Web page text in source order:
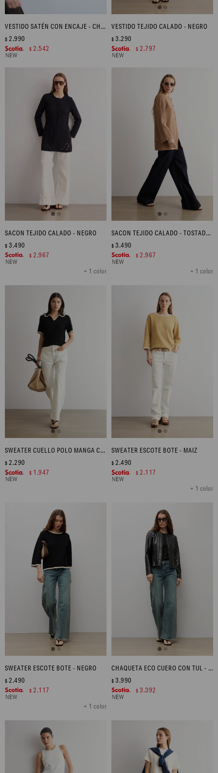
VESTIDO SATÉN CON ENCAJE - CHOCOLATE
$ 2.990
$ 2.542
VESTIDO TEJIDO CALADO - NEGRO
$ 3.290
$ 2.797
SACON TEJIDO CALADO - NEGRO
+ 1 color
$ 3.490
$ 2.967
SACON TEJIDO CALADO - TOSTADO MELANGE
+ 1 color
$ 3.490
$ 2.967
SWEATER CUELLO POLO MANGA CORTA - NEGRO
$ 2.290
$ 1.947
SWEATER ESCOTE BOTE - MAIZ
+ 1 color
$ 2.490
$ 2.117
SWEATER ESCOTE BOTE - NEGRO
+ 1 color
$ 2.490
$ 2.117
CHAQUETA ECO CUERO CON TUL - NEGRO
$ 3.990
$ 3.392